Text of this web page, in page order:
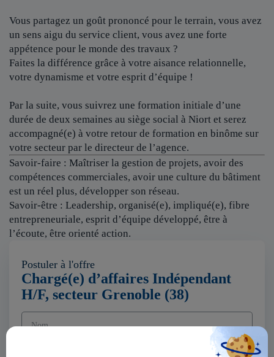
Vous partagez un goût prononcé pour le terrain, vous avez
un sens aigu du service client, vous avez une forte
appétence pour le monde des travaux ?
Faites la différence grâce à votre aisance relationnelle,
votre dynamisme et votre esprit d’équipe !
Par la suite, vous suivrez une formation initiale d’une
durée de deux semaines au siège social à Niort et serez
accompagné(e) à votre retour de formation en binôme sur
votre secteur par le directeur de l’agence.
Savoir-faire : Maîtriser la gestion de projets, avoir des
compétences commerciales, avoir une culture du bâtiment
est un réel plus, développer son réseau.
Savoir-être : Leadership, organisé(e), impliqué(e), fibre
entrepreneuriale, esprit d’équipe développé, être à
l’écoute, être orienté action.
Postuler à l'offre
Chargé(e) d’affaires Indépendant
H/F, secteur Grenoble (38)
Nom